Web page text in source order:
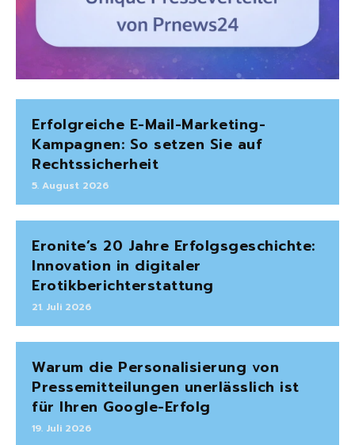
Erfolgreiche E-Mail-Marketing-
Kampagnen: So setzen Sie auf
Rechtssicherheit
5. August 2026
Eronite’s 20 Jahre Erfolgsgeschichte:
Innovation in digitaler
Erotikberichterstattung
21. Juli 2026
Warum die Personalisierung von
Pressemitteilungen unerlässlich ist
für Ihren Google-Erfolg
19. Juli 2026